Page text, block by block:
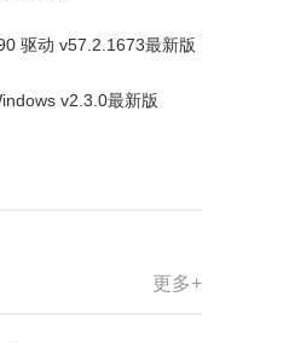
驱动 v57.2.1673最新版
v2.3.0最新版
更多+